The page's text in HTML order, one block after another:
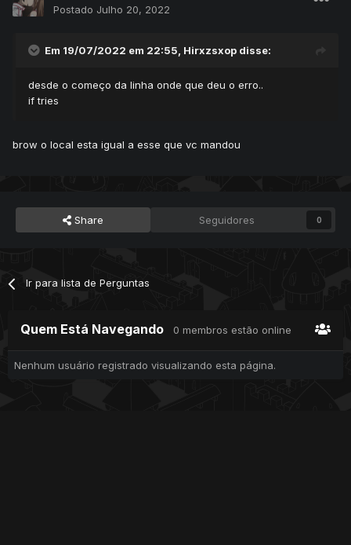
Postado Julho 20, 2022
Em 19/07/2022 em 22:55, Hirxzsxop disse:
desde o começo da linha onde que deu o erro..
if tries
brow o local esta igual a esse que vc mandou
Share Seguidores 0
Ir para lista de Perguntas
Quem Está Navegando 0 membros estão online
Nenhum usuário registrado visualizando esta página.